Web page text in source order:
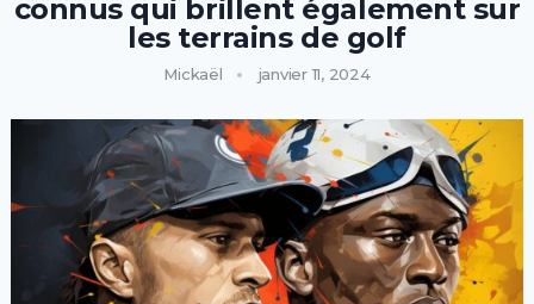
connus qui brillent également sur
les terrains de golf
Mickaël janvier 11, 2024